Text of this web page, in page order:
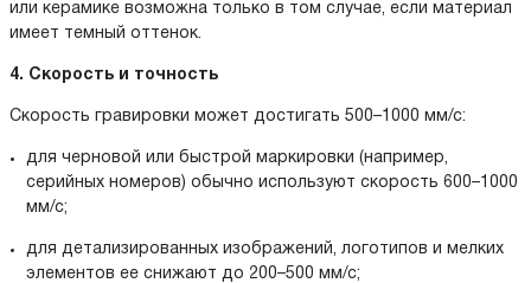
или керамике возможна только в том случае, если материал
имеет темный оттенок.
4. Скорость и точность
Скорость гравировки может достигать 500–1000 мм/с:
для черновой или быстрой маркировки (например,
серийных номеров) обычно используют скорость 600–1000
мм/с;
для детализированных изображений, логотипов и мелких
элементов ее снижают до 200–500 мм/с;